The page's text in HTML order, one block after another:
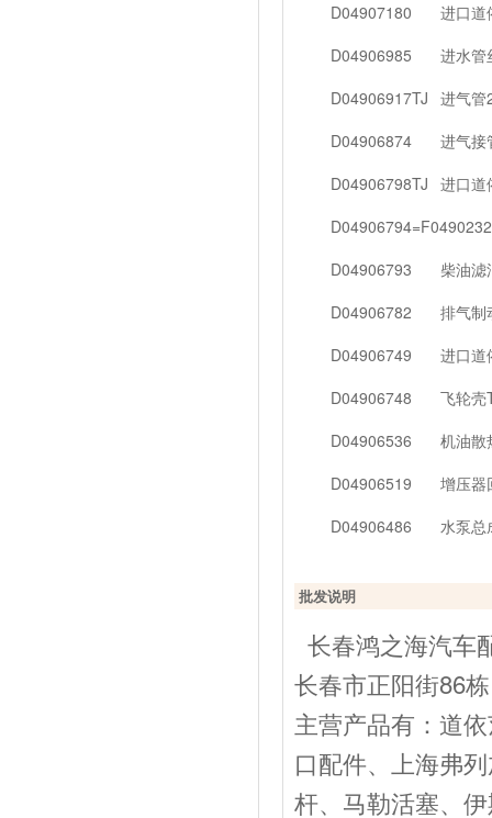
D04907180
进口道
D04906985
进水管
D04906917TJ 进气管
D04906874
进气接
D04906798TJ 进口道
D04906793
柴油滤
D04906782
排气制
D04906749
进口道
D04906748
飞轮壳
D04906536
机油散
D04906519
增压器
D04906486
水泵总
批发说明
长春鸿之海汽车
长春市正阳街86
主营产品有：道
口配件、上海弗
杆、马勒活塞、